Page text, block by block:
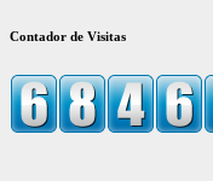
Contador de Visitas